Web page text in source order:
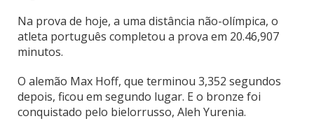
Na prova de hoje, a uma distância não-olímpica, o
atleta português completou a prova em 20.46,907
minutos.
O alemão Max Hoff, que terminou 3,352 segundos
depois, ficou em segundo lugar. E o bronze foi
conquistado pelo bielorrusso, Aleh Yurenia.